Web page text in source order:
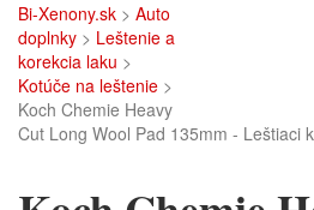
Bi-Xenony.sk > Auto
doplnky > Leštenie a
korekcia laku >
Kotúče na leštenie >
Koch Chemie Heavy
Cut Long Wool Pad 135mm - Leštiaci